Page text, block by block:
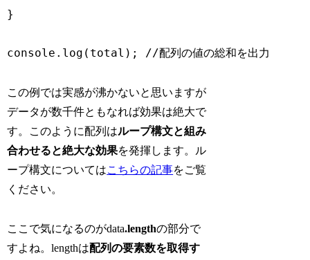
}
console.log(total); //配列の値の総和を出力
この例では実感が沸かないと思いますが
データが数千件ともなれば効果は絶大で
す。このように配列はループ構文と組み
合わせると絶大な効果を発揮します。ル
ープ構文についてはこちらの記事をご覧
ください。
ここで気になるのがdata.lengthの部分で
すよね。lengthは配列の要素数を取得す